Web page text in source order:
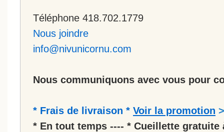
Téléphone 418.702.1779
Nous joindre
info@nivunicornu.com
Nous communiquons avec vous pour
* Frais de livraison * Voir la promotion >
* En tout temps ---- * Cueillette gratuite